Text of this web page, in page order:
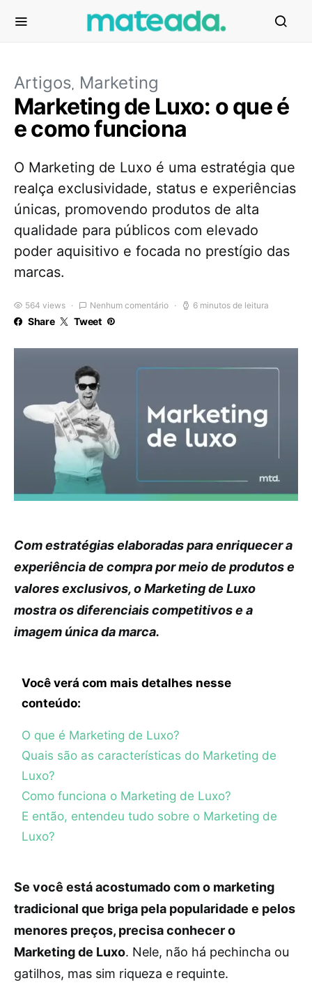
Artigos Marketing
Marketing de Luxo: o que é
e como funciona
O Marketing de Luxo é uma estratégia que
realça exclusividade, status e experiências
únicas, promovendo produtos de alta
qualidade para públicos com elevado
poder aquisitivo e focada no prestígio das
marcas.
564 views Nenhum comentário 6 minutos de leitura
Share Tweet
Com estratégias elaboradas para enriquecer a
experiência de compra por meio de produtos e
valores exclusivos, o Marketing de Luxo
mostra os diferenciais competitivos e a
imagem única da marca.
Você verá com mais detalhes nesse
conteúdo:
O que é Marketing de Luxo?
Quais são as características do Marketing de
Luxo?
Como funciona o Marketing de Luxo?
E então, entendeu tudo sobre o Marketing de
Luxo?
Se você está acostumado com o marketing
tradicional que briga pela popularidade e pelos
menores preços, precisa conhecer o
Marketing de Luxo. Nele, não há pechincha ou
gatilhos, mas sim riqueza e requinte.